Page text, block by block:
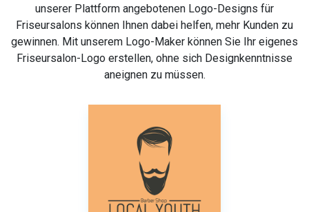
unserer Plattform angebotenen Logo-Designs für
Friseursalons können Ihnen dabei helfen, mehr Kunden zu
gewinnen. Mit unserem Logo-Maker können Sie Ihr eigenes
Friseursalon-Logo erstellen, ohne sich Designkenntnisse
aneignen zu müssen.